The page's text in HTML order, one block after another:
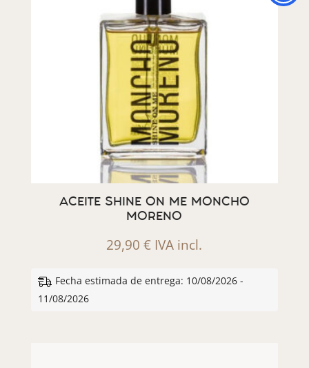
ACEITE SHINE ON ME MONCHO
MORENO
29,90€ IVA incl.
Fecha estimada de entrega: 10/08/2026 -
11/08/2026